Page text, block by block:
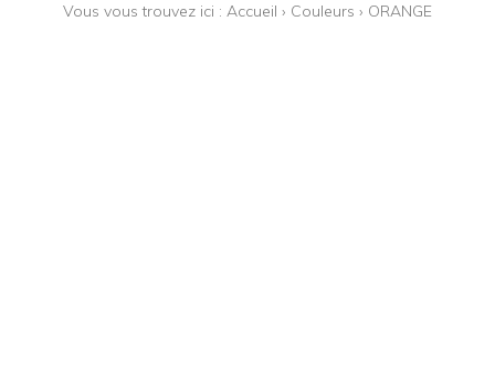
Vous vous trouvez ici : Accueil › Couleurs › ORANGE